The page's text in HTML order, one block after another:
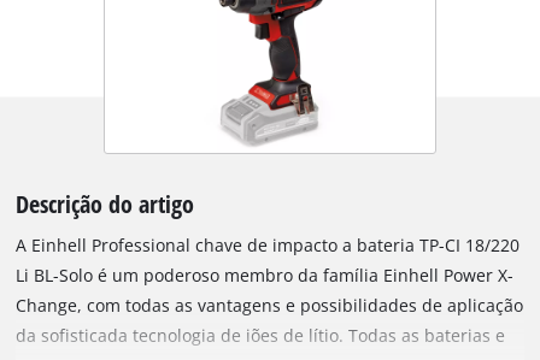
Descrição do artigo
A Einhell Professional chave de impacto a bateria TP-CI 18/220
Li BL-Solo é um poderoso membro da família Einhell Power X-
Change, com todas as vantagens e possibilidades de aplicação
da sofisticada tecnologia de iões de lítio. Todas as baterias e